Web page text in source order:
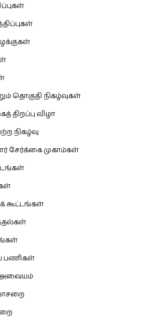
தொகுதி நிகழ்வுகள்
திறப்பு விழா
நிகழ்வு
சேர்க்கை முகாம்கள்
கூட்டங்கள்
பணிகள்